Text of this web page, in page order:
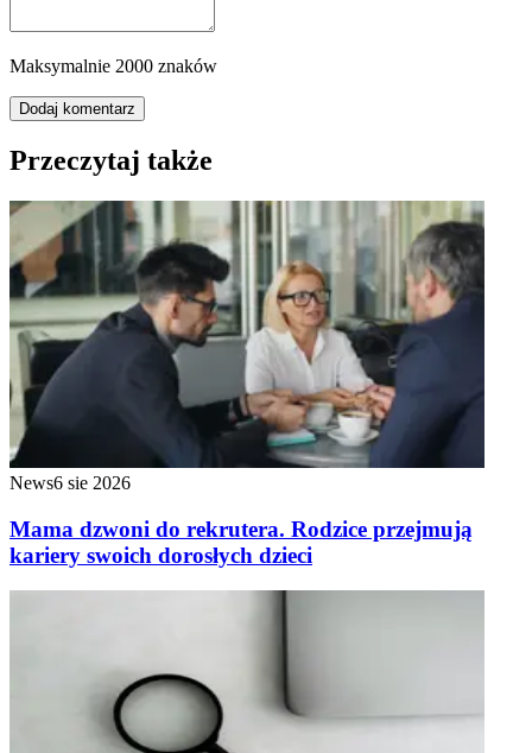
Maksymalnie 2000 znaków
Dodaj komentarz
Przeczytaj także
News6 sie 2026
Mama dzwoni do rekrutera. Rodzice przejmują
kariery swoich dorosłych dzieci